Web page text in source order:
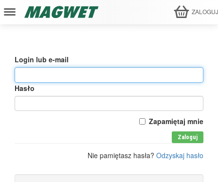
Login lub e-mail
Hasło
Zapamiętaj mnie
Zaloguj
Nie pamiętasz hasła? Odzyskaj hasło